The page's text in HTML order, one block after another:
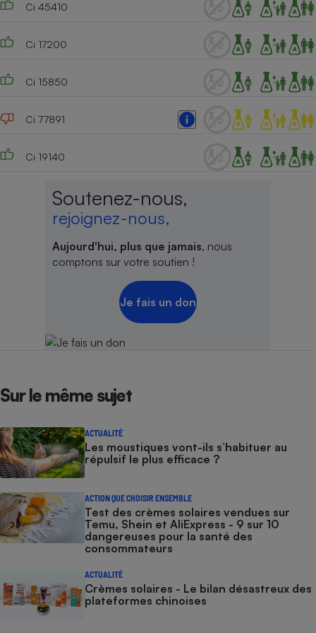
Ci 45410
Ci 17200
Ci 15850
Ci 77891
Ci 19140
Soutenez-nous,
rejoignez-nous,
Aujourd'hui, plus que jamais, nous
comptons sur votre soutien !
Je fais un don
Sur le même sujet
ACTUALITÉ
Les moustiques vont-ils s’habituer au
répulsif le plus efficace ?
ACTION QUE CHOISIR ENSEMBLE
Test des crèmes solaires vendues sur
Temu, Shein et AliExpress - 9 sur 10
dangereuses pour la santé des
consommateurs
ACTUALITÉ
Crèmes solaires - Le bilan désastreux des
plateformes chinoises